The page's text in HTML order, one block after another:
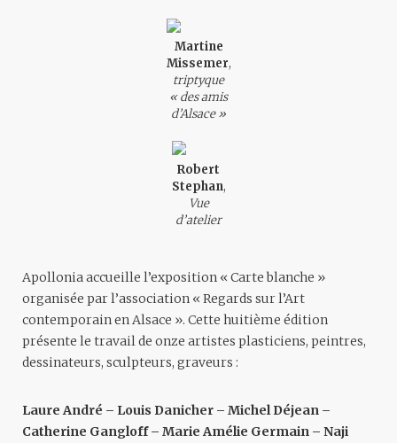
Martine
Missemer,
triptyque
« des amis
d’Alsace »
Robert
Stephan,
Vue
d’atelier
Apollonia accueille l’exposition « Carte blanche »
organisée par l’association « Regards sur l’Art
contemporain en Alsace ». Cette huitième édition
présente le travail de onze artistes plasticiens, peintres,
dessinateurs, sculpteurs, graveurs :
Laure André – Louis Danicher – Michel Déjean –
Catherine Gangloff – Marie Amélie Germain – Naji